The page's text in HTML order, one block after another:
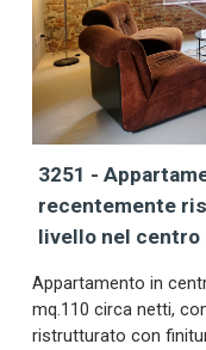
3251 -
recentemente
livello nel centro
Appartamento in
mq.110 circa netti,
ristrutturato con